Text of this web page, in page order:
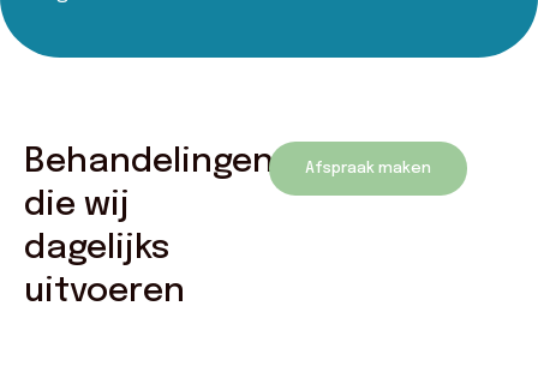
Behandelingen
die wij
dagelijks
uitvoeren
Afspraak maken